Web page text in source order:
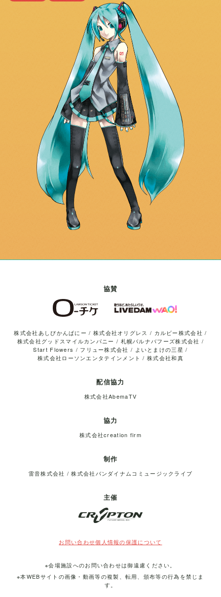
協賛
株式会社あしびかんぱにー / 株式会社オリグレス / カルビー株式会社 /
株式会社グッドスマイルカンパニー / 札幌バルナバフーズ株式会社 /
Start Flowers / フリュー株式会社 / よいとまけの三星 /
株式会社ローソンエンタテインメント /株式会社和真
配信協力
株式会社AbemaTV
協力
株式会社creation firm
制作
雷音株式会社 / 株式会社バンダイナムコミュージックライブ
主催
お問い合わせ個人情報の保護について
※会場施設へのお問い合わせは御遠慮ください。
※本WEBサイトの画像・動画等の複製、転用、頒布等の行為を禁じま
す。